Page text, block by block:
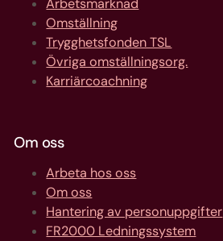
Arbetsmarknad
Omställning
Trygghetsfonden TSL
Övriga omställningsorg.
Karriärcoachning
Om oss
Arbeta hos oss
Om oss
Hantering av personuppgifter
FR2000 Ledningssystem